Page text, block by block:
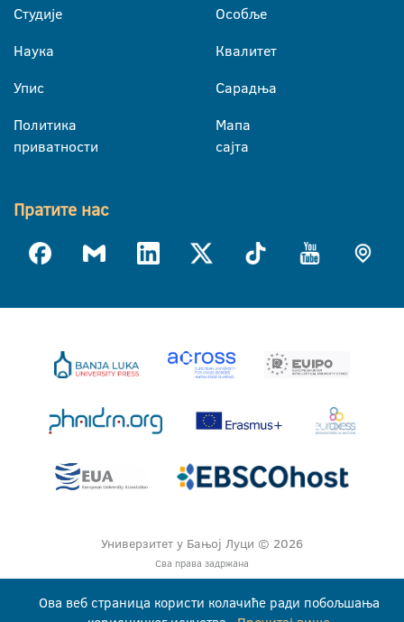
Студије
Наука
Упис
Политика
приватности
Особље
Квалитет
Сарадња
Мапа
сајта
Пратите нас
Универзитет у Бањој Луци © 2026
Сва права задржана
Ова веб страница користи колачиће ради побољшања